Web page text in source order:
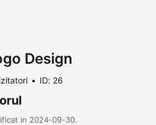
Design
ID: 26
in 2024-09-30.